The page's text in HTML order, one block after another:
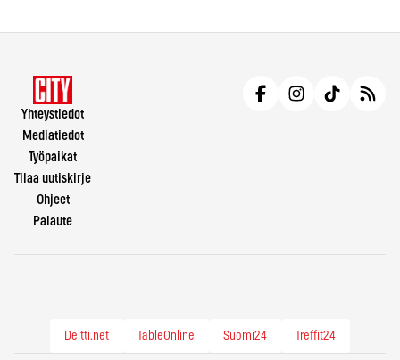
Yhteystiedot
Mediatiedot
Työpaikat
Tilaa uutiskirje
Ohjeet
Palaute
Deitti.net TableOnline Suomi24 Treffit24